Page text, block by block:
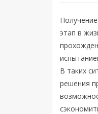
этап в
В таких
решения